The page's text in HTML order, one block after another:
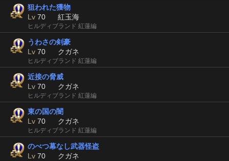
狙われた獲物
Lv 70 紅玉海
ヒルディブランド 紅蓮編
うわさの剣豪
Lv 70 クガネ
ヒルディブランド 紅蓮編
近接の脅威
Lv 70 クガネ
ヒルディブランド 紅蓮編
東の国の闇
Lv 70 クガネ
ヒルディブランド 紅蓮編
のべつ幕なし武器怪盗
Lv 70 クガネ